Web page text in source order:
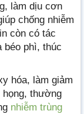
làm dịu cơn
chống nhiễm
còn có tác
béo phì, thúc
hóa, làm giảm
thường
nhiễm trùng